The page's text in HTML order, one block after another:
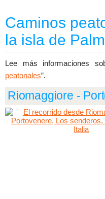
Caminos
la isla de
Lee más informaciones
peatonales”.
Riomaggiore -